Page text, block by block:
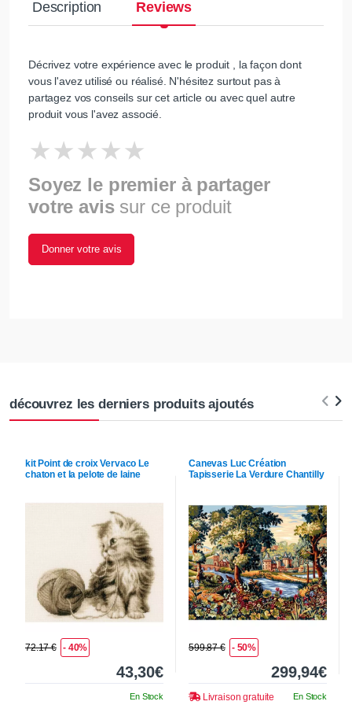
Description Reviews
Décrivez votre expérience avec le produit , la façon dont
vous l'avez utilisé ou réalisé. N'hésitez surtout pas à
partagez vos conseils sur cet article ou avec quel autre
produit vous l'avez associé.
Soyez le premier à partager
votre avis sur ce produit
Donner votre avis
découvrez les derniers produits ajoutés
kit Point de croixVervaco Le
chaton et la pelote de laine
72.17 € - 40%
43,30€
En Stock
Canevas Luc Création
Tapisserie La Verdure Chantilly
599.87 € - 50%
299,94€
Livraison gratuite En Stock